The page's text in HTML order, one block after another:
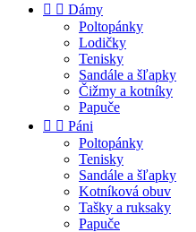
  Dámy
Poltopánky
Lodičky
Tenisky
Sandále a šľapky
Čižmy a kotníky
Papuče
  Páni
Poltopánky
Tenisky
Sandále a šľapky
Kotníková obuv
Tašky a ruksaky
Papuče